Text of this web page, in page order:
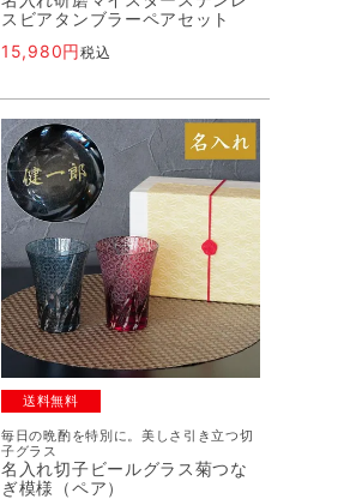
スビアタンブラーペアセット
15,980
税込
送料無料
毎日の晩酌を特別に。美しさ引き立つ切
子グラス
名入れ切子ビールグラス菊つな
ぎ模様（ペア）